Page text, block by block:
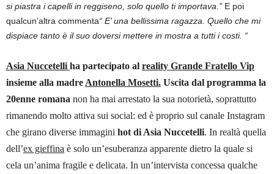
si piastra i capelli in reggiseno, solo quello ti importava.” E poi
qualcun’altra commenta“ E’ una bellissima ragazza. Quello che mi
dispiace tanto è il suo doversi mettere in mostra a tutti i costi. “
Asia Nuccetelli ha partecipato al reality Grande Fratello Vip
insieme alla madre Antonella Mosetti. Uscita dal programma la
20enne romana non ha mai arrestato la sua notorietà, soprattutto
rimanendo molto attiva sui social: ed è proprio sul canale Instagram
che girano diverse immagini hot di Asia Nuccetelli. In realtà quella
dell’ex gieffina è solo un’esuberanza apparente dietro la quale si
cela un’anima fragile e delicata. In un’intervista concessa qualche